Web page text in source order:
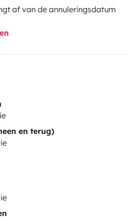
af van de annuleringsdatum
en terug)